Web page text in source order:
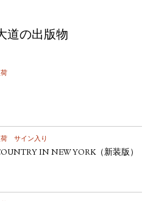
道の出版物
サイン入り
IN NEW YORK（新装版）